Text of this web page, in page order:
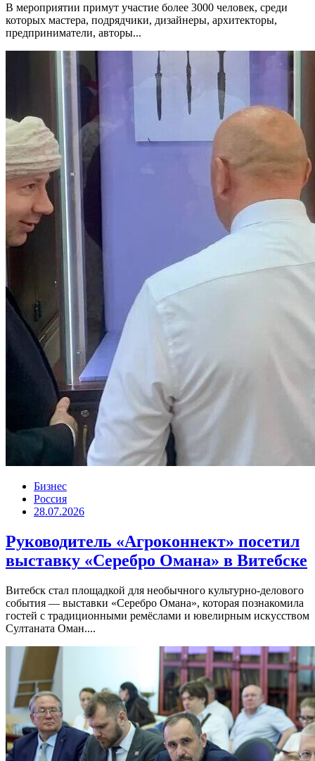
В мероприятии примут участие более 3000 человек, среди
которых мастера, подрядчики, дизайнеры, архитекторы,
предприниматели, авторы...
Бизнес
Россия
28.07.2026
Руководитель «Агроконнект» посетил
выставку «Серебро Омана» в Витебске
Витебск стал площадкой для необычного культурно-делового
события — выставки «Серебро Омана», которая познакомила
гостей с традиционными ремёслами и ювелирным искусством
Султаната Оман....